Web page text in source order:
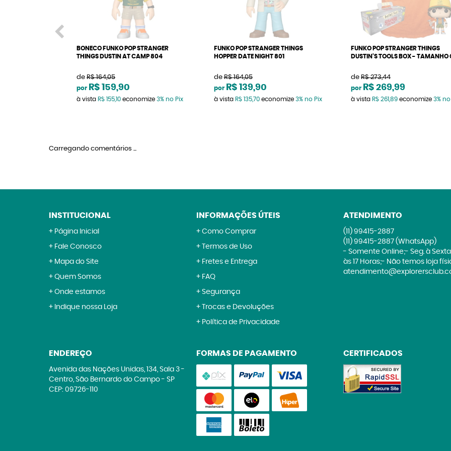
BONECO FUNKO POP STRANGER
THINGS DUSTIN AT CAMP 804
de R$ 164,05
por R$ 159,90
à vista R$ 155,10 economize 3% no Pix
FUNKO POP STRANGER THINGS
HOPPER DATE NIGHT 801
de R$ 164,05
por R$ 139,90
à vista R$ 135,70economize 3% no Pix
FUNKO POP STRANGER THINGS
DUSTIN'S TOOLS BOX - TAMANHO
de R$ 273,44
por R$ 269,99
à vista R$ 261,89 economize 3% no
Carregando comentários ...
INSTITUCIONAL
Página Inicial
Fale Conosco
Mapa do Site
Quem Somos
Onde estamos
Indique nossa Loja
INFORMAÇÕES ÚTEIS
Como Comprar
Termos de Uso
Fretes e Entrega
FAQ
Segurança
Trocas e Devoluções
Política de Privacidade
ATENDIMENTO
(11) 99415-2887
(11) 99415-2887 (WhatsApp)
- Somente Online;- Seg. à Sexta
às 17 Horas;- Não temos loja
ENDEREÇO
Avenida das Nações Unidas, 134, Sala 3-
Centro, São Bernardo do Campo- SP
CEP: 09726-110
FORMAS DE PAGAMENTO CERTIFICADOS